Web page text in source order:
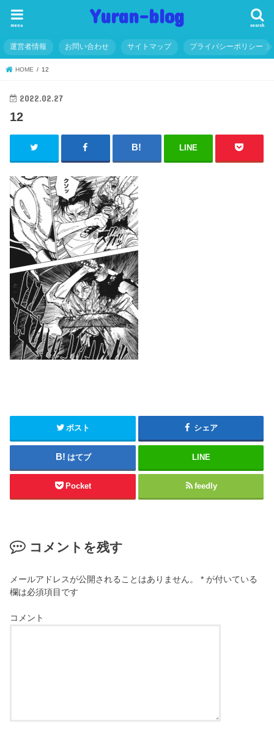
Yuran-blog search
menu
運営者情報 お問い合わせ サイトマップ プライバシーポリシー
HOME 12
2022.02.27
12
LINE
ポスト シェア
はてブ LINE
Pocket feedly
コメントを残す
メールアドレスが公開されることはありません。 * が付いている
欄は必須項目です
コメント